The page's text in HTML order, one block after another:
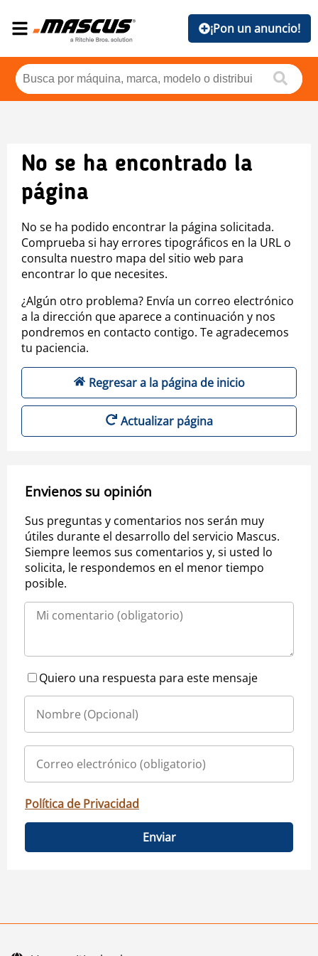
¡Pon un anuncio!
No se ha encontrado la
página
No se ha podido encontrar la página solicitada.
Comprueba si hay errores tipográficos en la URL o
consulta nuestro mapa del sitio web para
encontrar lo que necesites.
¿Algún otro problema? Envía un correo electrónico
a la dirección que aparece a continuación y nos
pondremos en contacto contigo. Te agradecemos
tu paciencia.
Regresar a la página de inicio
Actualizar página
Envienos su opinión
Sus preguntas y comentarios nos serán muy
útiles durante el desarrollo del servicio Mascus.
Siempre leemos sus comentarios y, si usted lo
solicita, le respondemos en el menor tiempo
posible.
Quiero una respuesta para este mensaje
Política de Privacidad
Enviar